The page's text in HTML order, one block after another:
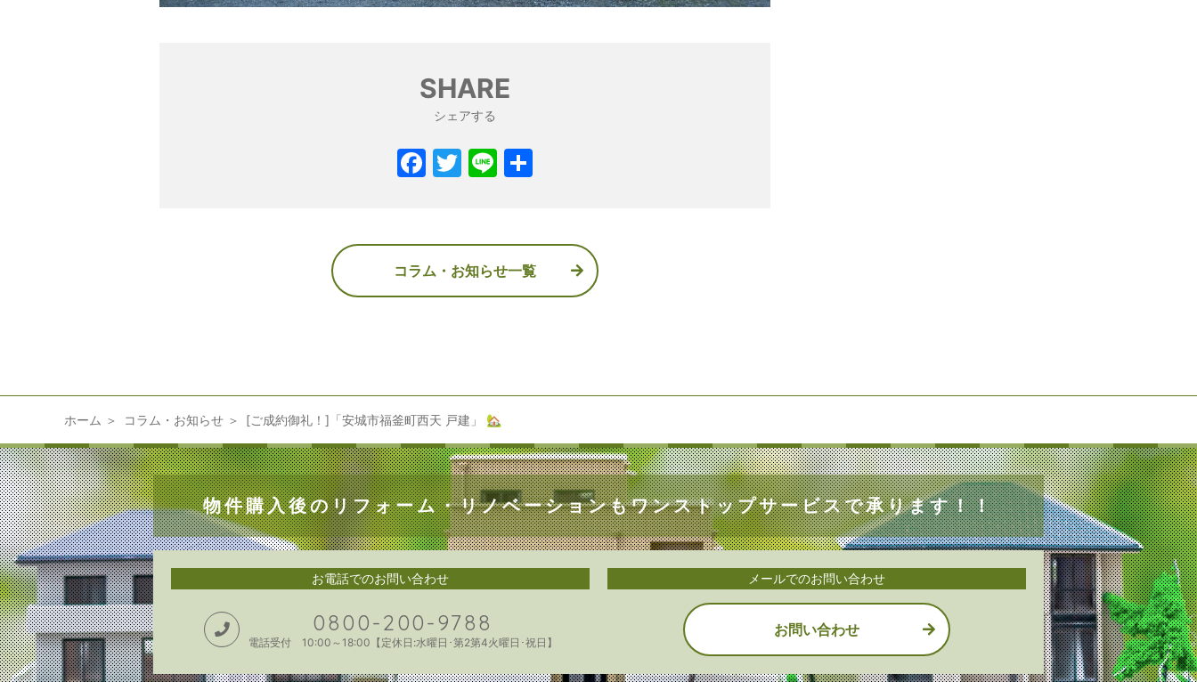
SHARE
シェアする
コラム・お知らせ一覧
ホーム コラム・お知らせ [ご成約御礼！]「安城市福釜町西天 戸建」 🏡
物件購入後のリフォーム・リノベーションもワンストップサービスで承ります！！
お電話でのお問い合わせ
0800-200-9788
電話受付 10:00～18:00【定休日:水曜日･第2第4火曜日･祝日】
メールでのお問い合わせ
お問い合わせ